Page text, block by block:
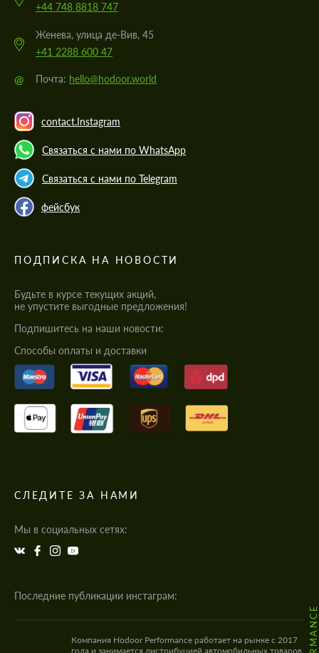
+44 748 8818 747
Женева, улица де-Вив, 45
+41 2288 600 47
@ Почта: hello@hodoor.world
contact.Instagram
Связаться с нами по WhatsApp
Связаться с нами по Telegram
фейсбук
ПОДПИСКА НА НОВОСТИ
Будьте в курсе текущих акций,
не упустите выгодные предложения!
Подпишитесь на наши новости:
Cпособы оплаты и доставки
СЛЕДИТЕ ЗА НАМИ
Мы в социальных сетях:
Последние публикации инстаграм:
Компания Hodoor Performance работает на рынке с 2017
года и занимается дистрибуцией автомобильных товаров,